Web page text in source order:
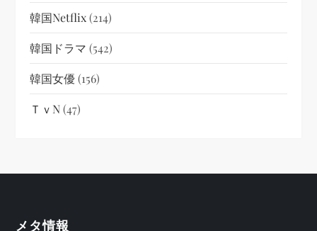
韓国netflix(214)
韓国ドラマ (542)
韓国女優(156)
ＴｖN(47)
メタ情報